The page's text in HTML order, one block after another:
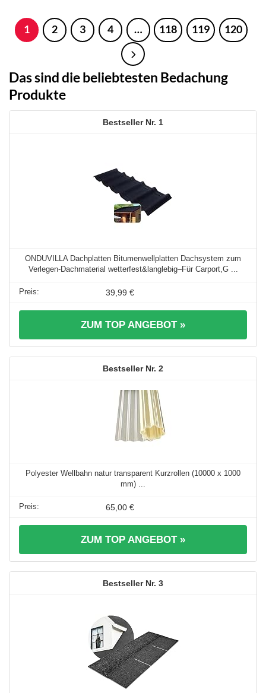
1 2 3 4 … 118 119 120
Das sind die beliebtesten Bedachung
Produkte
1
ONDUVILLA Dachplatten Bitumenwellplatten Dachsystem zum
Verlegen-Dachmaterial wetterfest&langlebig–Für Carport,G ...
39,99 €
ZUM TOP ANGEBOT »
2
Polyester Wellbahn natur transparent Kurzrollen (10000 x 1000
mm) ...
65,00 €
ZUM TOP ANGEBOT »
3